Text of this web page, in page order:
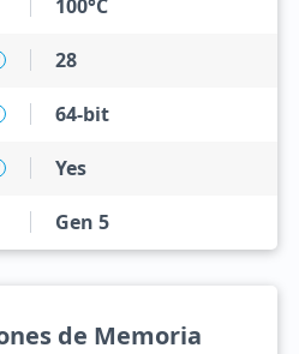
100°C
28
64-bit
Yes
Gen 5
de Memoria